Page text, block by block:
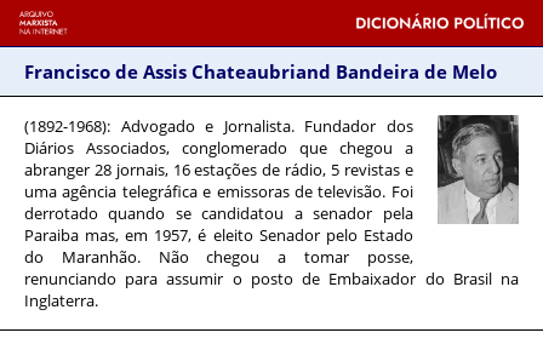
Francisco de Assis Chateaubriand Bandeira de Melo
(1892-1968): Advogado e Jornalista. Fundador dos
Diários Associados, conglomerado que chegou a
abranger 28 jornais, 16 estações de rádio, 5 revistas e
uma agência telegráfica e emissoras de televisão. Foi
derrotado quando se candidatou a senador pela
Paraiba mas, em 1957, é eleito Senador pelo Estado
do Maranhão. Não chegou a tomar posse,
renunciando para assumir o posto de Embaixador do Brasil na
Inglaterra.